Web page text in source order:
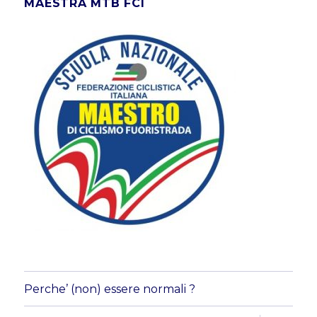
MAESTRA MTB FCI
Perche’ (non) essere normali ?